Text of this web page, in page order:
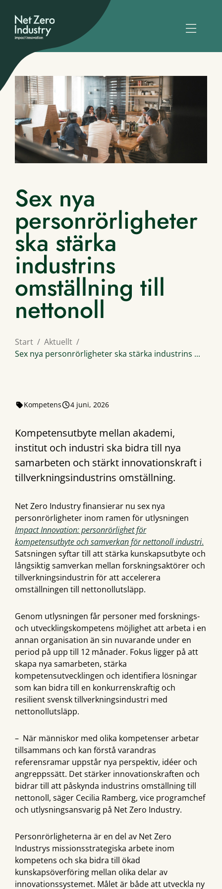
Sex nya
personrörligheter
ska stärka
industrins
omställning till
nettonoll
Start
Aktuellt
Sex nya personrörligheter ska stärka industrins ...
Kompetens 4 juni, 2026
Kompetensutbyte mellan akademi,
institut och industri ska bidra till nya
samarbeten och stärkt innovationskraft i
tillverkningsindustrins omställning.
Net Zero Industry finansierar nu sex nya
personrörligheter inom ramen för utlysningen
Impact Innovation: personrörlighet för
kompetensutbyte och samverkan för nettonoll industri.
Satsningen syftar till att stärka kunskapsutbyte och
långsiktig samverkan mellan forskningsaktörer och
tillverkningsindustrin för att accelerera
omställningen till nettonollutsläpp.
Genom utlysningen får personer med forsknings-
och utvecklingskompetens möjlighet att arbeta i en
annan organisation än sin nuvarande under en
period på upp till 12 månader. Fokus ligger på att
skapa nya samarbeten, stärka
kompetensutvecklingen och identifiera lösningar
som kan bidra till en konkurrenskraftig och
resilient svensk tillverkningsindustri med
nettonollutsläpp.
– När människor med olika kompetenser arbetar
tillsammans och kan förstå varandras
referensramar uppstår nya perspektiv, idéer och
angreppssätt. Det stärker innovationskraften och
bidrar till att påskynda industrins omställning till
nettonoll, säger Cecilia Ramberg, vice programchef
och utlysningsansvarig på Net Zero Industry.
Personrörligheterna är en del av Net Zero
Industrys missionsstrategiska arbete inom
kompetens och ska bidra till ökad
kunskapsöverföring mellan olika delar av
innovationssystemet. Målet är både att utveckla ny